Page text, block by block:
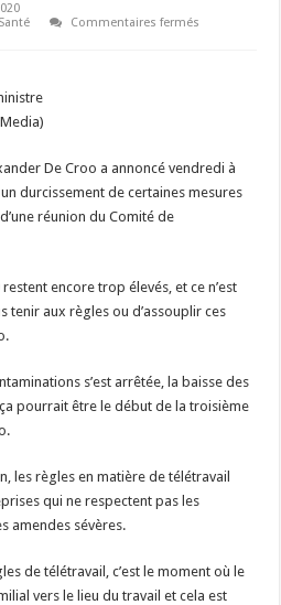
Santé Commentaires fermés
mesures
le
De Croo a annoncé vendredi à
durcissement de certaines mesures
réunion du Comité de
encore trop élevés, et ce n’est
tenir aux règles ou d’assouplir ces
s’est arrêtée, la baisse des
pourrait être le début de la troisième
les règles en matière de télétravail
qui ne respectent pas les
amendes sévères.
de télétravail, c’est le moment où le
vers le lieu du travail et cela est